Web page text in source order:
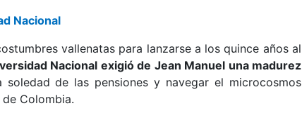
Nacional
vallenatas para lanzarse a los quince años al
Nacional exigió de Jean Manuel una madurez
de las pensiones y navegar el microcosmos
Colombia.